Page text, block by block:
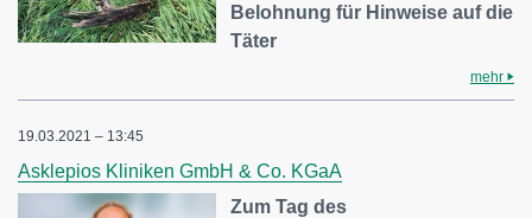
Belohnung für Hinweise auf die
Täter
mehr
19.03.2021 – 13:45
Asklepios Kliniken GmbH & Co. KGaA
Zum Tag des